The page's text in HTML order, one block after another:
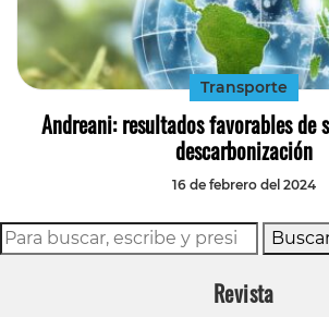
Transporte
Andreani: resultados favorables de
descarbonización
16 de febrero del 2024
Revista